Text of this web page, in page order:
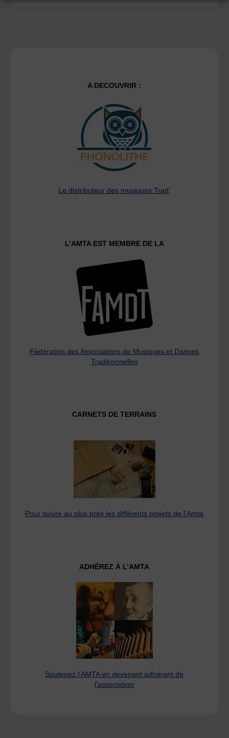
A DECOUVRIR :
Le distributeur des musiques Trad'
L’AMTA EST MEMBRE DE LA
Fédération des Associations de Musiques et Danses
Traditionnelles
CARNETS DE TERRAINS
Pour suivre au plus près les différents projets de l’Amta
ADHÉREZ À L’AMTA
Soutenez l'AMTA en devenant adhérant de
l'association